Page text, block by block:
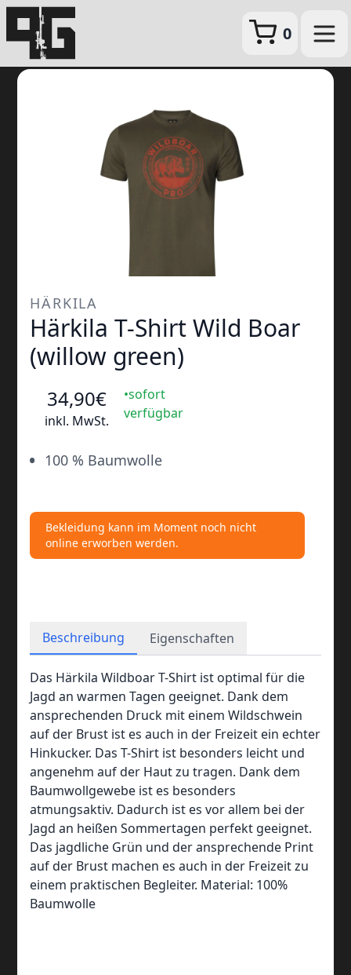
0
HÄRKILA
Härkila T-Shirt Wild Boar
(willow green)
34,90€
inkl. MwSt.
•sofort
verfügbar
• 100 % Baumwolle
Bekleidung kann im Moment noch nicht
online erworben werden.
Beschreibung Eigenschaften
Das Härkila Wildboar T-Shirt ist optimal für die
Jagd an warmen Tagen geeignet. Dank dem
ansprechenden Druck mit einem Wildschwein
auf der Brust ist es auch in der Freizeit ein echter
Hinkucker. Das T-Shirt ist besonders leicht und
angenehm auf der Haut zu tragen. Dank dem
Baumwollgewebe ist es besonders
atmungsaktiv. Dadurch ist es vor allem bei der
Jagd an heißen Sommertagen perfekt geeignet.
Das jagdliche Grün und der ansprechende Print
auf der Brust machen es auch in der Freizeit zu
einem praktischen Begleiter. Material: 100%
Baumwolle